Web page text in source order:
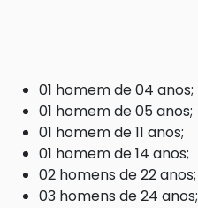
01 homem de 04 anos;
01 homem de 05 anos;
01 homem de 11 anos;
01 homem de 14 anos;
02 homens de 22 anos;
03 homens de 24 anos;